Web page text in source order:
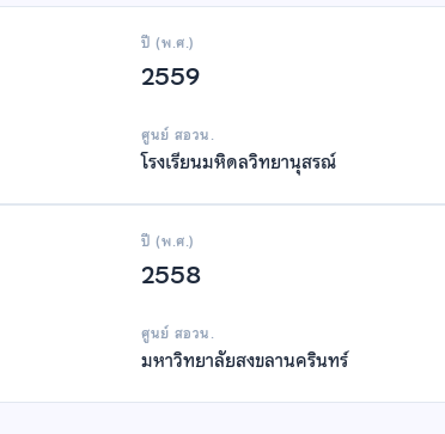
ปี (พ.ศ.)
2559
ศูนย์ สอวน.
โรงเรียนมหิดลวิทยานุสรณ์
ปี (พ.ศ.)
2558
ศูนย์ สอวน.
มหาวิทยาลัยสงขลานครินทร์